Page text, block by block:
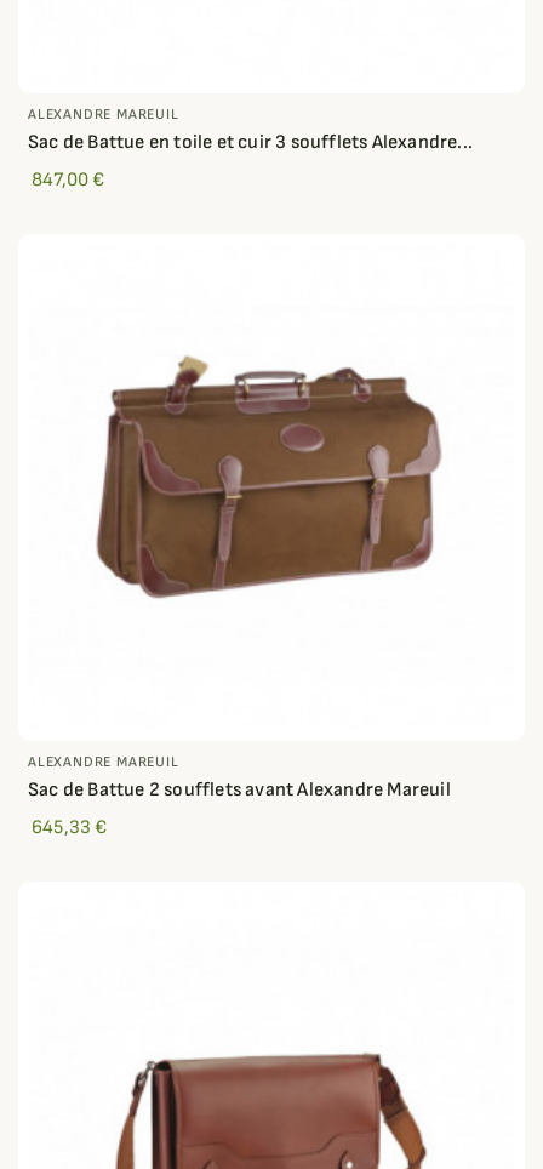
ALEXANDRE MAREUIL
Sac de Battue en toile et cuir 3 soufflets Alexandre...
847,00 €
ALEXANDRE MAREUIL
Sac de Battue 2 soufflets avant Alexandre Mareuil
645,33 €